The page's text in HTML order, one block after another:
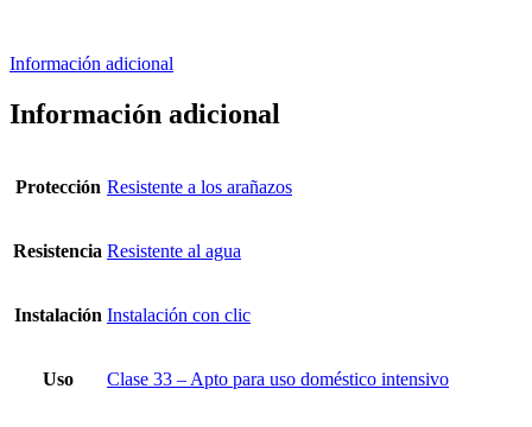
Información adicional
Información adicional
Protección Resistente a los arañazos
Resistencia Resistente al agua
Instalación Instalación con clic
Uso Clase 33 – Apto para uso doméstico intensivo